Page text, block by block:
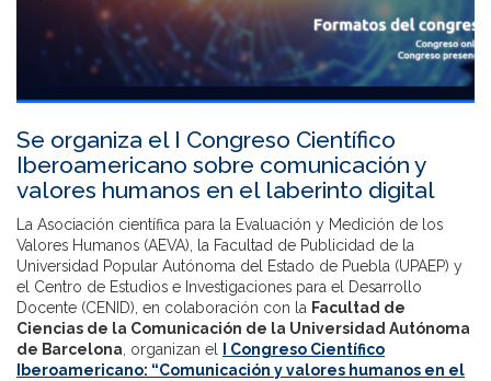
Se organiza el I Congreso Científico
Iberoamericano sobre comunicación y
valores humanos en el laberinto digital
La Asociación científica para la Evaluación y Medición de los
Valores Humanos (AEVA), la Facultad de Publicidad de la
Universidad Popular Autónoma del Estado de Puebla (UPAEP) y
el Centro de Estudios e Investigaciones para el Desarrollo
Docente (CENID), en colaboración con la Facultad de
Ciencias de la Comunicación de la Universidad Autónoma
de Barcelona, organizan el
I Congreso Científico
Iberoamericano: “Comunicación y valores humanos en el